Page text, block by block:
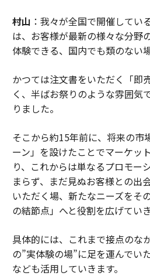
村山 ：我々が全国で開催してい
は、お客様が最新の様々な分野
体験できる、国内でも類のない
かつては注文書をいただく「即
く、半ばお祭りのような雰囲気
りました。
そこから約15年前に、将来の市
ーン」を設けたことでマーケッ
り、これからは単なるプロモー
まらず、まだ見ぬお客様との出
いただく場、新たなニーズをそ
の結節点」へと役割を広げていき
具体的には、これまで接点のな
の”実体験の場”に足を運んでい
なども活用していきます。